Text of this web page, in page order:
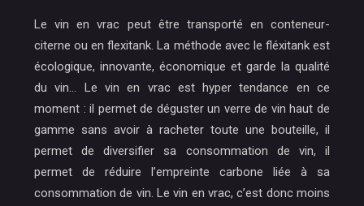
Le vin en vrac peut être transporté en conteneur-
citerne ou en flexitank. La méthode avec le fléxitank est
écologique, innovante, économique et garde la qualité
du vin… Le vin en vrac est hyper tendance en ce
moment : il permet de déguster un verre de vin haut de
gamme sans avoir à racheter toute une bouteille, il
permet de diversifier sa consommation de vin, il
permet de réduire l’empreinte carbone liée à sa
consommation de vin. Le vin en vrac, c’est donc moins